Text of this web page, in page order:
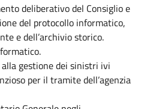
deliberativo del Consiglio e
del protocollo informatico,
e dell’archivio storico.
gestione dei sinistri ivi
per il tramite dell’agenzia